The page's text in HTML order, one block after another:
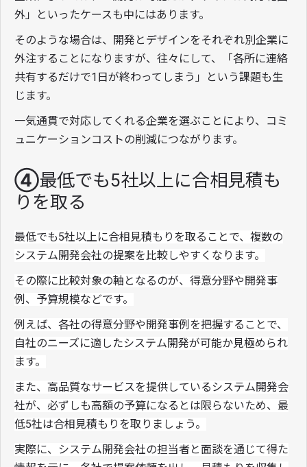
外」といったケースも中にはあります。
そのような場合は、開発とデザインをそれぞれ別企業に
外注することになりますが、往々にして、「各所に連絡
共有するだけで1日が終わってしまう」という課題も生
じます。
一気通貫で対応してくれる企業を選ぶことにより、コミ
ュニケーションコストの削減につながります。
④最低でも5社以上に合相見積も
りを取る
最低でも5社以上に合相見積もりを取ることで、複数の
システム開発会社の提案を比較しやすくなります。
その際に比較対象の軸となるのが、得意分野や開発事
例、予算規模などです。
例えば、各社の得意分野や開発事例を把握することで、
自社のニーズに適したシステム開発が可能か見極められ
ます。
また、高品質なサービスを提供しているシステム開発会
社が、必ずしも高額の予算になるとは限らないため、最
低5社は合相見積もりを取りましょう。
実際に、システム開発会社の担当者と面談を通じて得た